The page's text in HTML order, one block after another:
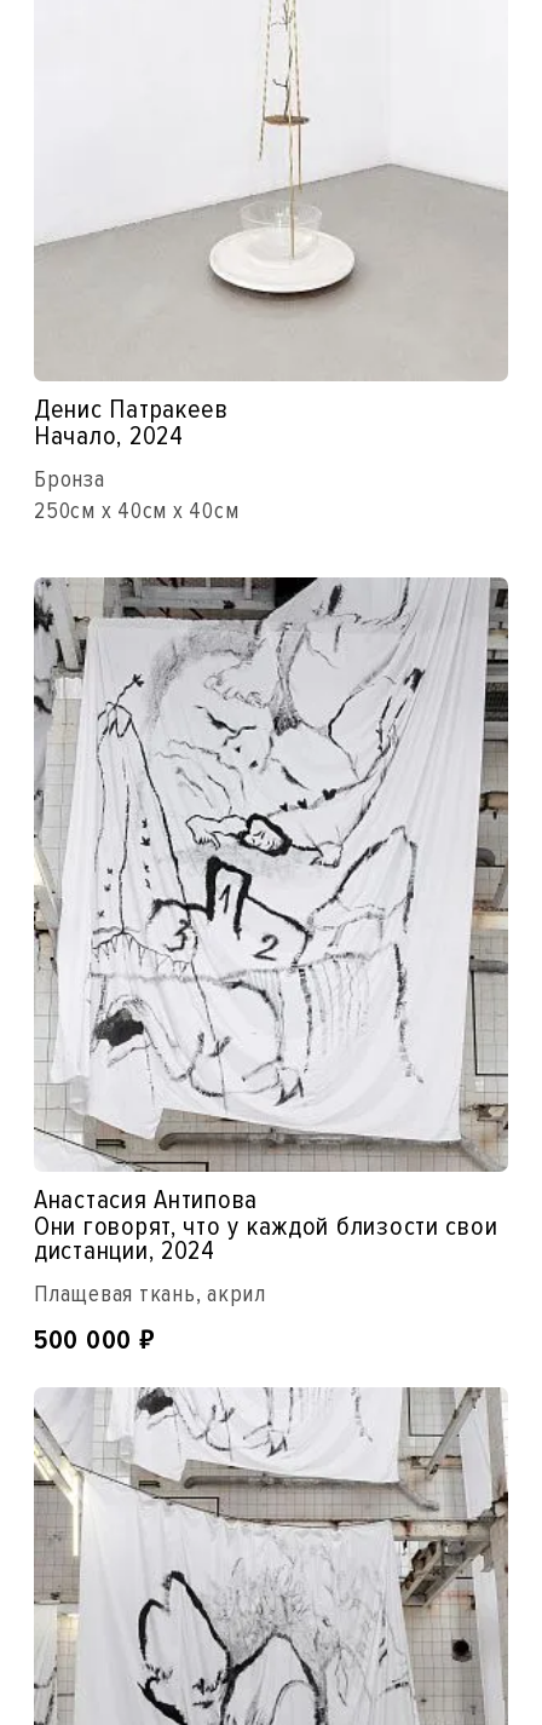
Денис Патракеев
Начало, 2024
Бронза
250см x 40см x 40см
Анастасия Антипова
Они говорят, что у каждой близости свои
дистанции, 2024
Плащевая ткань, акрил
500 000 ₽